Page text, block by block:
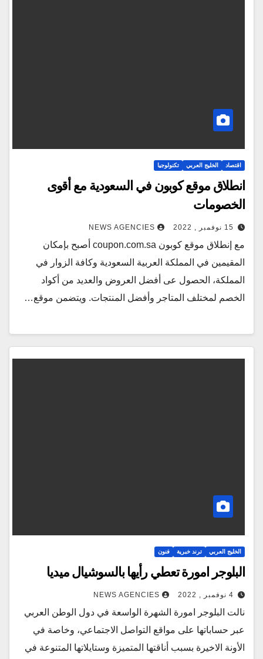
اقتصاد الخليج العربي تكنولوجيا
انطلاق موقع كوبون في السعودية مع أقوى
الخصومات
15 نوفمبر , 2022 NEWS AGENCIES
مع إنطلاق موقع كوبون coupon.com.sa أصبح بإمكان
المقيمين في المملكة العربية السعودية وكافة الزوار في
المملكة، الحصول عى أفضل العروض والعديد من أكواد
الخصم لمختلف المتاجر وأفضل المنتجات. ويتضمن موقع…
الخليج العربي ترند خبرية فنون
البلوجر امورة تعطي رأيها بالسوشيال ميديا
4 نوفمبر , 2022 NEWS AGENCIES
نالت البلوجر امورة الشهرة الواسعة في دول الوطن العربي
عبر حساباتها على مواقع التواصل الاجتماعي، وخاصة في
الأونة الاخيرة بسبب أناقتها المتميزة وستايلاتها المتنوعة في